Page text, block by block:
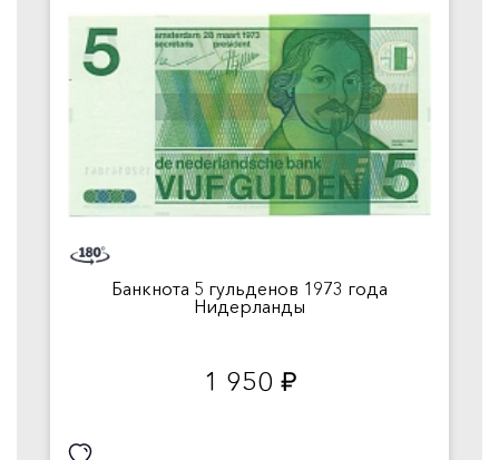
Банкнота 5 гульденов 1973 года
Нидерланды
1 950 руб.